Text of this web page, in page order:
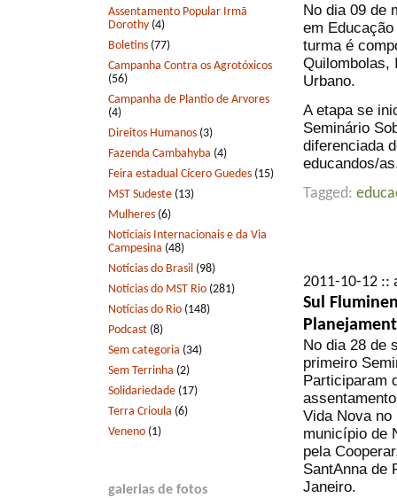
Assentamento Popular Irmã
Dorothy (4)
Boletins (77)
Campanha Contra os Agrotóxicos
(56)
Campanha de Plantio de Arvores
(4)
Direitos Humanos (3)
Fazenda Cambahyba (4)
Feira estadual Cícero Guedes (15)
MST Sudeste (13)
Mulheres (6)
Notíciais Internacionais e da Via
Campesina (48)
Notícias do Brasil (98)
Notícias do MST Rio (281)
Notícias do Rio (148)
Podcast (8)
Sem categoria (34)
Sem Terrinha (2)
Solidariedade (17)
Terra Crioula (6)
Veneno (1)
galerias de fotos
No dia 09 de
em
turma é
Quilombolas,
Urbano.
A etapa se
Seminário
diferenciada
educandos/
Tagged:
2011-10-12
Sul
No dia 28 de
primeiro
Participaram
Vida Nova
município de
pela
SantAnna de
Janeiro.